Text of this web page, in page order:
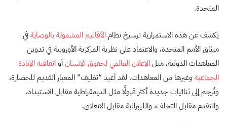
المتحدة.
يكشف عن هذه الاستمرارية ترسيخ نظام الأقاليم المشمولة بالوصايةفي
ميثاق الأمم المتحدة، والاعتماد على نظرية المركزية الأوروبية في تدوين
المعاهدات الدولية، مثلالإعلان العالمي لحقوق الإنسانأواتفاقية الإبادة
الجماعيةوغيرها من المعاهدات. لقد أعيد “تغليف” المعيار القديم للحضارة،
وتُرجم إلى ثنائيات جديدة أكثر قبولًا مثل الديمقراطية مقابل الاستبداد،
والتقدم مقابل التخلف، والليبرالية مقابل الانغلاق.